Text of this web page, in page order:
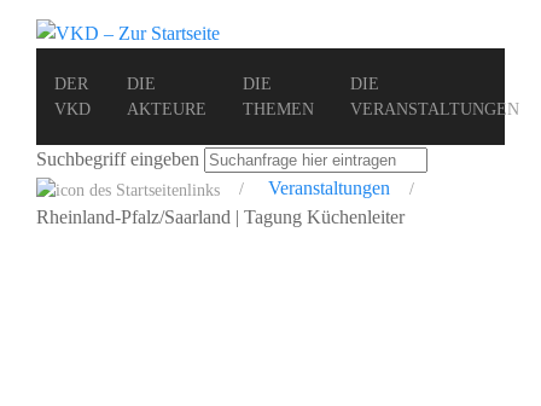
DER
VKD
DIE
AKTEURE
DIE
THEMEN
DIE
VERANSTALTUNGEN
Suchbegriff eingeben
Veranstaltungen
Rheinland-Pfalz/Saarland | Tagung Küchenleiter